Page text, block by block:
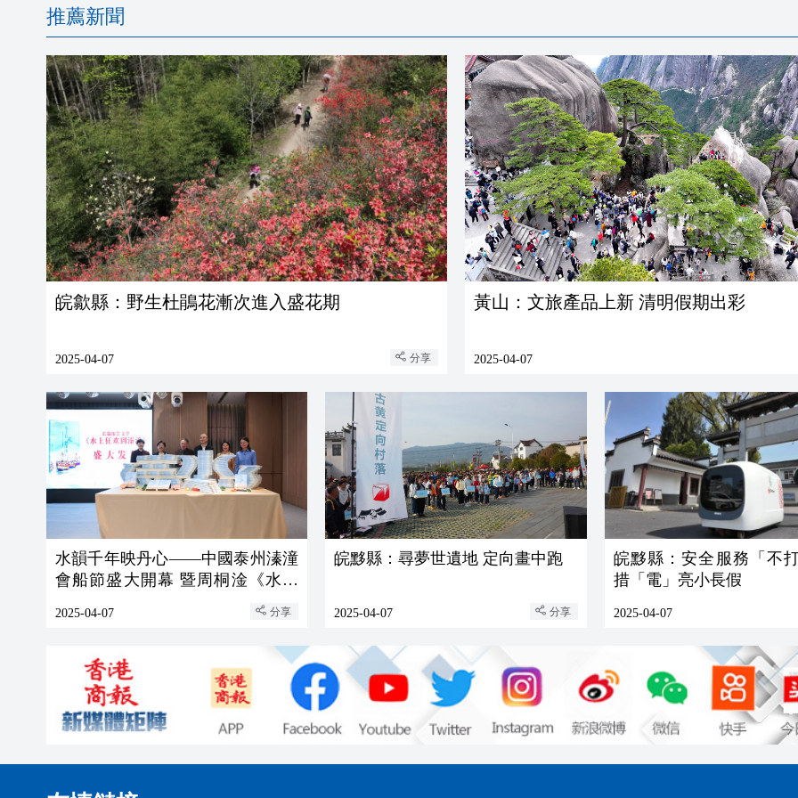
推薦新聞
皖歙縣：野生杜鵑花漸次進入盛花期
2025-04-07 分享
黃山：文旅產品上新 清明假期出彩
2025-04-07
水韻千年映丹心——中國泰州溱潼
會船節盛大開幕 暨周桐淦《水上
狂歡到溱潼》作品研討會舉行
2025-04-07 分享
皖黟縣：尋夢世遺地 定向畫中跑
2025-04-07 分享
皖黟縣：安全服務「不
措「電」亮小長假
2025-04-07